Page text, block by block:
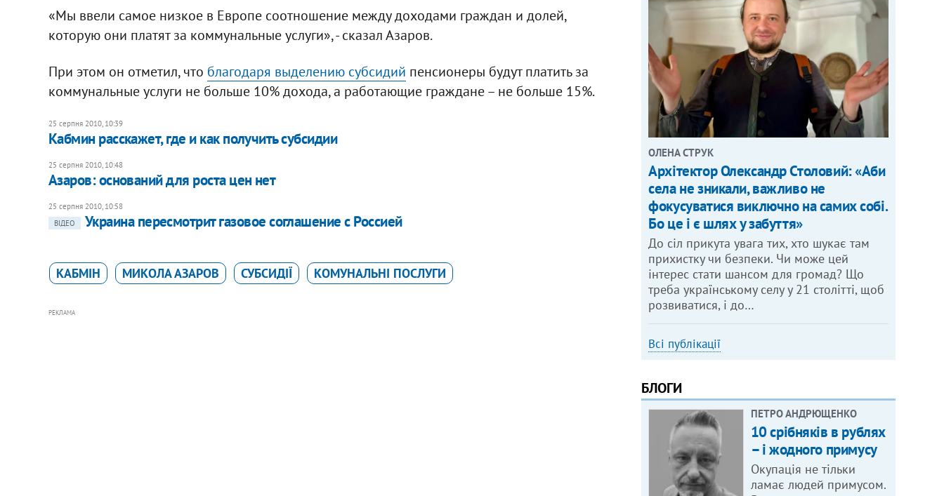
«Мы ввели самое низкое в Европе соотношение между доходами граждан и долей,
которую они платят за коммунальные услуги», - сказал Азаров.
При этом он отметил, что благодаря выделению субсидий пенсионеры будут платить за
коммунальные услуги не больше 10% дохода, а работающие граждане – не больше 15%. ​
25 серпня 2010, 10:39
Кабмин расскажет, где и как получить субсидии
25 серпня 2010, 10:48
Азаров: оснований для роста цен нет
25 серпня 2010, 10:58
ВІДЕО
Украина пересмотрит газовое соглашение с Россией
КАБМІН МИКОЛА АЗАРОВ СУБСИДІЇ КОМУНАЛЬНІ ПОСЛУГИ
РЕКЛАМА
ОЛЕНА СТРУК
Архітектор Олександр Столовий: «Аби
села не зникали, важливо не
фокусуватися виключно на самих собі.
Бо це і є шлях у забуття»
До сіл прикута увага тих, хто шукає там
прихистку чи безпеки. Чи може цей
інтерес стати шансом для громад? Що
треба українському селу у 21 столітті, щоб
розвиватися, і до…
Всі публікації
БЛОГИ
ПЕТРО АНДРЮЩЕНКО
10 срібняків в рублях
– і жодного примусу
Окупація не тільки
ламає людей примусом.